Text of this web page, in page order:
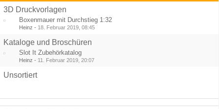
3D Druckvorlagen
Boxenmauer mit Durchstieg 1:32
Heinz - 18. Februar 2019, 08:45
Kataloge und Broschüren
Slot It Zubehörkatalog
Heinz - 11. Februar 2019, 20:07
Unsortiert